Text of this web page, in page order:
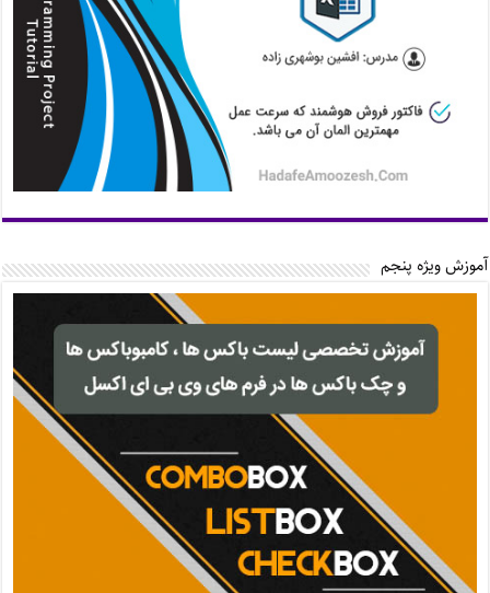
آموزش ویژه پنجم